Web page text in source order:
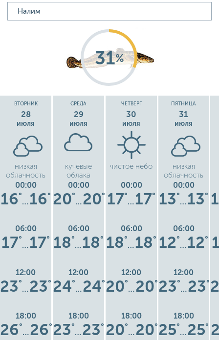
31%
ВТОРНИК
28
июля
низкая
облачность
00:00
16°
…16°
06:00
17°
…17°
12:00
23°
…23°
18:00
26°
…26°
СРЕДА
29
июля
кучевые
облака
00:00
20°
…20°
06:00
18°
…18°
12:00
24°
…24°
18:00
23°
…23°
ЧЕТВЕРГ
30
июля
чистое небо
00:00
17°
…17°
06:00
18°
…18°
12:00
20°
…20°
18:00
20°
…20°
ПЯТНИЦА
31
июля
низкая
облачность
00:00
13°
…13°
06:00
12°
…12°
12:00
23°
…23°
18:00
25°
…25°